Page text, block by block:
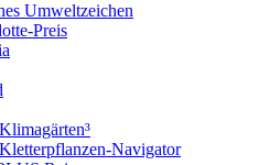
Umweltzeichen
Preis
Navigator